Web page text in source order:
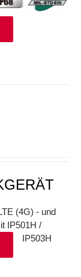
(4G) - und
IP501H /
IP503H